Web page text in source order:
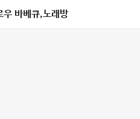
우 바베큐,노래방